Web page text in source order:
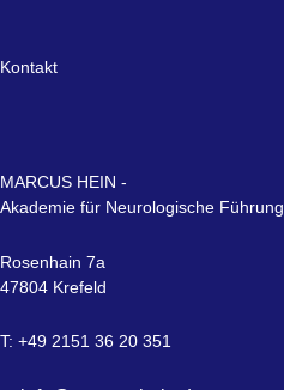
Kontakt
MARCUS HEIN -
Akademie für Neurologische Führung
Rosenhain 7a
47804 Krefeld
T: +49 2151 36 20 351